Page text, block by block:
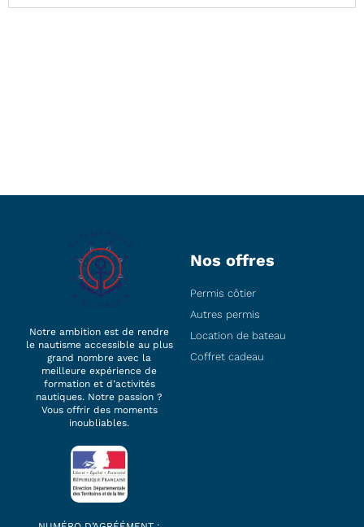
Notre ambition est de rendre
le nautisme accessible au plus
grand nombre avec la
meilleure expérience de
formation et d’activités
nautiques. Notre passion ?
Vous offrir des moments
inoubliables.
Nos offres
Permis côtier
Autres permis
Location de bateau
Coffret cadeau